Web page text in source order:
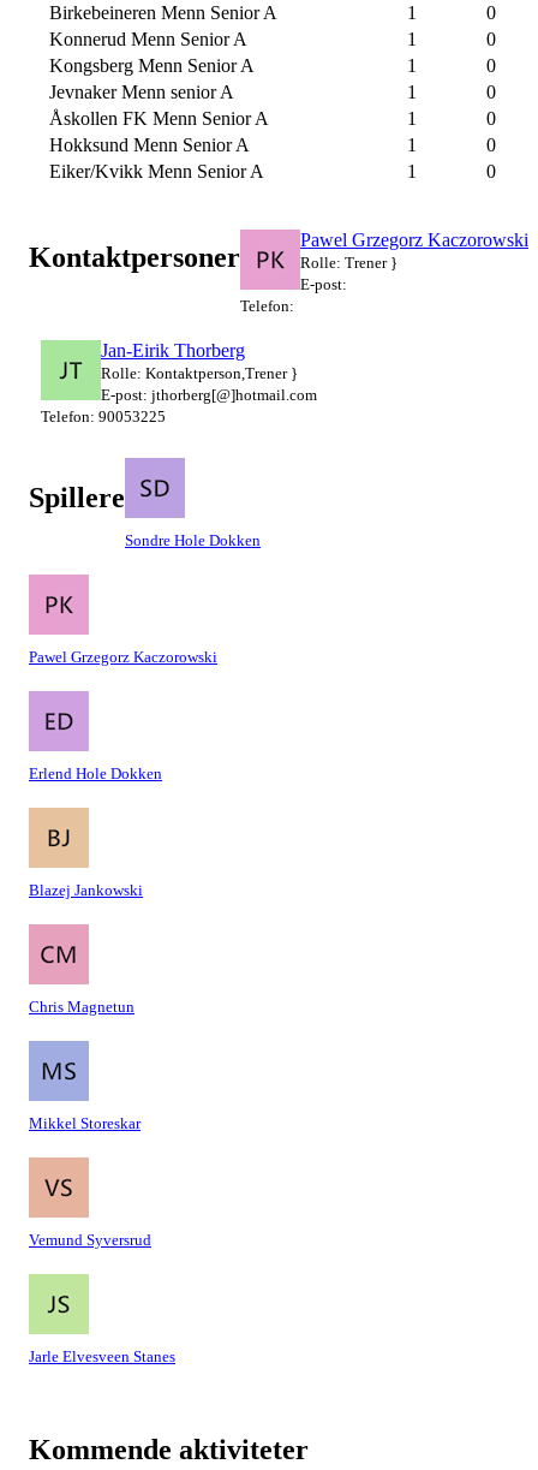
Birkebeineren Menn Senior A 1
0
Konnerud Menn Senior A
1
0
Kongsberg Menn Senior A
1
0
Jevnaker Menn senior A
1
0
Åskollen FK Menn Senior A
1
0
Hokksund Menn Senior A
1
0
Eiker/Kvikk Menn Senior A
1 0
Kontaktpersoner
Pawel Grzegorz Kaczorowski
Rolle: Trener }
E-post:
Telefon:
Jan-Eirik Thorberg
Rolle: Kontaktperson,Trener }
E-post: jthorberg[@]hotmail.com
Telefon: 90053225
Spillere
Sondre Hole Dokken
Pawel Grzegorz Kaczorowski
Erlend Hole Dokken
Blazej Jankowski
Chris Magnetun
Mikkel Storeskar
Vemund Syversrud
Jarle Elvesveen Stanes
Kommende aktiviteter